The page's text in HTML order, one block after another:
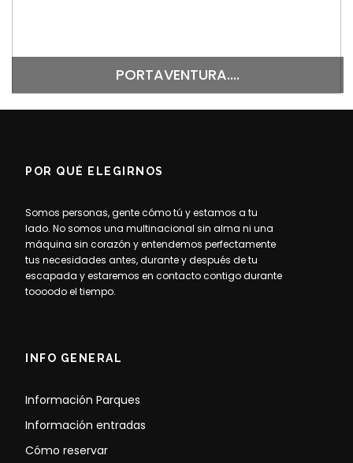
PORTAVENTURA....
POR QUÉ ELEGIRNOS
Somos personas, gente cómo tú y estamos a tu
lado. No somos una multinacional sin alma ni una
máquina sin corazón y entendemos perfectamente
tus necesidades antes, durante y después de tu
escapada y estaremos en contacto contigo durante
toooodo el tiempo.
INFO GENERAL
Información Parques
Información entradas
Cómo reservar